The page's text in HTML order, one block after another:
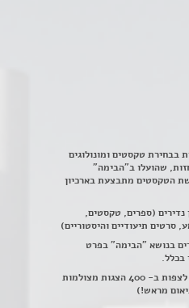
בבחירת טקסטים ומונולוגים
למעלה מ – 3500 מחזות, שהועלו ב"הבימה"
הטקסטים מתבצעת בארכיון
נדירים (ספרים, טקסטים,
סרטים תיעודיים והיסטוריים)
בנושא "הבימה" בפרט
בכלל.
חדר הצפייה מרווח ובו ניתן לצפות ב- 400 הצגות מצולמות
מראש!)